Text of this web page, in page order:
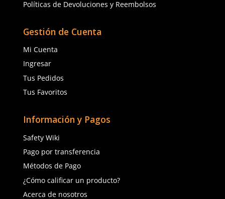
sustancia peligrosa de los ojos o el cuerpo. La
limpieza completa.
Mantenimiento Regular:
regular para garantizar su funcionalidad óptima en
emergencia. Esto incluye la limpieza de los
verificación periódica de la presión del agua y la
Capacitación del Personal:
recibir capacitación sobre el uso adecuado de las
lavaojos, incluyendo la ubicación, el procedimiento
y el tiempo recomendado de enjuague.
En laseguridad industrial, cada medida preventiva es
regaderas y los lavaojos